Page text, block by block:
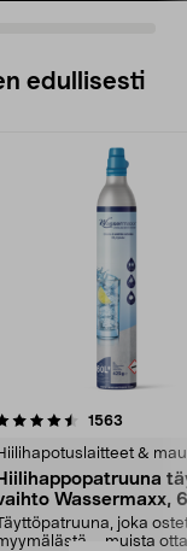
edullisesti
1563
&
Hiilihappopatruuna
Wassermaxx,
joka
– muista
4.5viidestä